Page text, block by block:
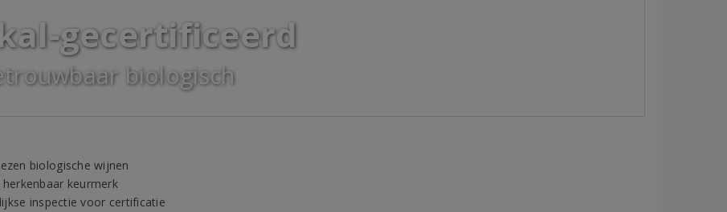
gecertificeerd
biologisch
biologische wijnen
keurmerk
inspectie voor certificatie